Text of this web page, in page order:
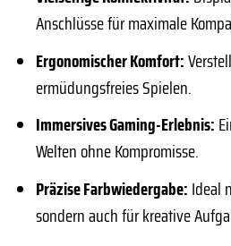
Anschlüsse für maximale
Ergonomischer Komfort:
ermüdungsfreies Spielen.
Immersives Gaming-Erlebnis:
Welten ohne Kompromisse.
Präzise Farbwiedergabe: Ideal
sondern auch für kreative